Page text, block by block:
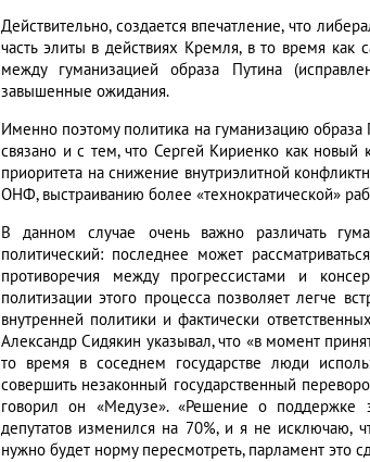
Действительно, создается впечатление, что
часть элиты в действиях Кремля, в то время как
между гуманизацией образа Путина
завышенные ожидания.
Именно поэтому политика на гуманизацию
связано и с тем, что Сергей Кириенко как новый
приоритета на снижение внутриэлитной
ОНФ, выстраиванию более «технократической»
В данном случае очень важно различать
политический: последнее может
противоречия между прогрессистами и
политизации этого процесса позволяет легче
внутренней политики и фактически
Александр Сидякин указывал, что «в момент
то время в соседнем государстве люди
совершить незаконный государственный
говорил он «Медузе». «Решение о поддержке
депутатов изменился на 70%, и я не исключаю,
нужно будет норму пересмотреть, парламент это